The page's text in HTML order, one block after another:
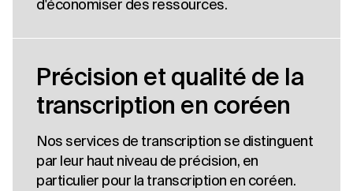
d'économiser des ressources.
Précision et qualité de la
transcription en coréen
Nos services de transcription se distinguent
par leur haut niveau de précision, en
particulier pour la transcription en coréen.